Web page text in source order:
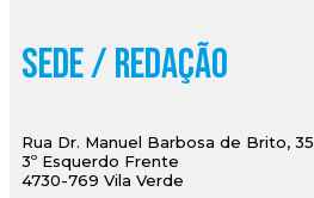
Sede / Redação
Rua Dr. Manuel Barbosa de Brito, 35
3º Esquerdo Frente
4730-769 Vila Verde